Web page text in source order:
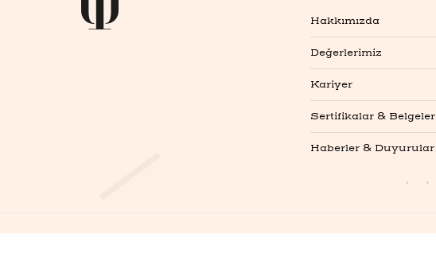
Hakkımızda
Değerlerimiz
Kariyer
Sertifikalar & Belgeler
Haberler & Duyurular